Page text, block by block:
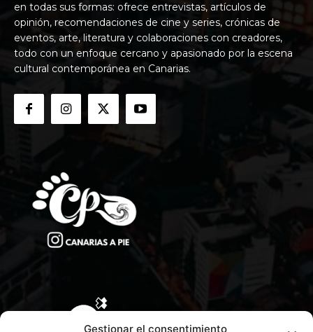
Gestionar el consentimiento
en todas sus formas: ofrece entrevistas, artículos de
opinión, recomendaciones de cine y series, crónicas de
eventos, arte, literatura y colaboraciones con creadores,
todo con un enfoque cercano y apasionado por la escena
cultural contemporánea en Canarias.